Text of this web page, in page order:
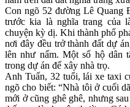
Con ngõ 52 đường Lê Quang
trước kia là nghĩa trang của
chuyện kỳ dị. Khi thành phố
nơi đây đều trở thành đất dự
lên như nấm. Một số hộ dân
trong dự án để xây nhà trọ.
Anh Tuấn, 32 tuổi, lái xe taxi
ngõ cho biết: “Nhà tôi ở cuối
mới ở cũng ghê ghê, nhưng